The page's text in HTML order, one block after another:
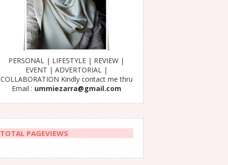
PERSONAL | LIFESTYLE | REVIEW |
EVENT | ADVERTORIAL |
COLLABORATION Kindly contact me thru
Email : ummiezarra@gmail.com
TOTAL PAGEVIEWS